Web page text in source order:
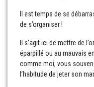
Il est temps de se
de s’organiser !
Il s’agit ici de mettre de
éparpillé ou au mauvais
comme moi, vous
l’habitude de jeter son